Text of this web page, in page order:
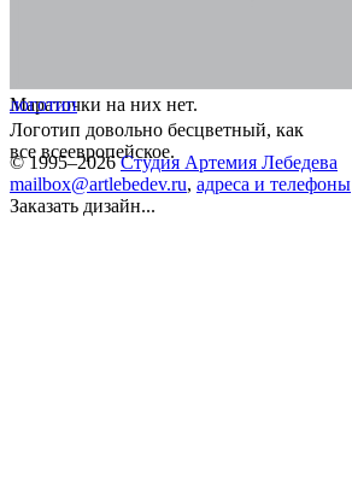
Мараточки на них нет.
Логотип довольно беcцветный, как
все всеевропейское.
логотип
© 1995–2026 Студия Артемия Лебедева
mailbox@artlebedev.ru, адреса и телефоны
Заказать дизайн...